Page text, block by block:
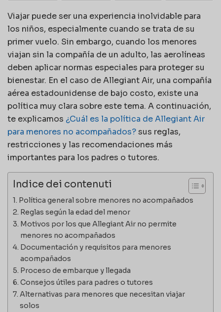
Viajar puede ser una experiencia inolvidable para
los niños, especialmente cuando se trata de su
primer vuelo. Sin embargo, cuando los menores
viajan sin la compañía de un adulto, las aerolíneas
deben aplicar normas especiales para proteger su
bienestar. En el caso de Allegiant Air, una compañía
aérea estadounidense de bajo costo, existe una
política muy clara sobre este tema. A continuación,
te explicamos ¿Cuál es la política de Allegiant Air
para menores no acompañados?sus reglas,
restricciones y las recomendaciones más
importantes para los padres o tutores.
Indice dei contenuti
Política general sobre menores no acompañados
Reglas según la edad del menor
Motivos por los que Allegiant Air no permite
menores no acompañados
Documentación y requisitos para menores
acompañados
Proceso de embarque y llegada
Consejos útiles para padres o tutores
Alternativas para menores que necesitan viajar
solos